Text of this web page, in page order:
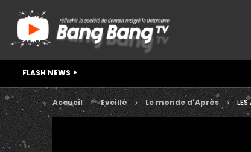
FLASH NEWS
Accueil Eveillé Le monde d'Après